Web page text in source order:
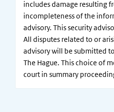
includes damage resulting
incompleteness of the
advisory. This security
All disputes related to or
advisory will be submitted
The Hague. This choice of
court in summary